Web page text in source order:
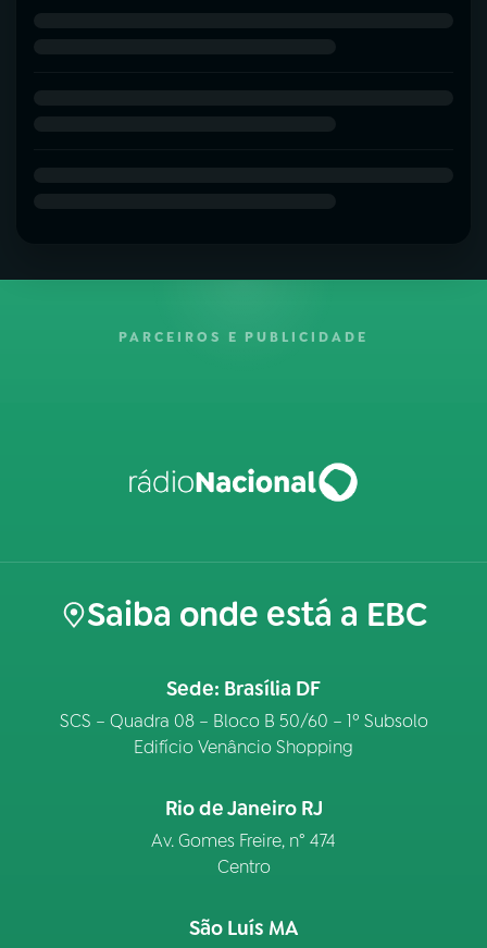
PARCEIROS E PUBLICIDADE
Saiba onde está a EBC
Sede: Brasília DF
SCS – Quadra 08 – Bloco B 50/60 – 1º Subsolo
Edifício Venâncio Shopping
Rio de Janeiro RJ
Av. Gomes Freire, n° 474
Centro
São Luís MA